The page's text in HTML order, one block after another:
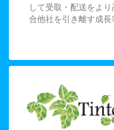
して受取・配送をよ
合他社を引き離す成